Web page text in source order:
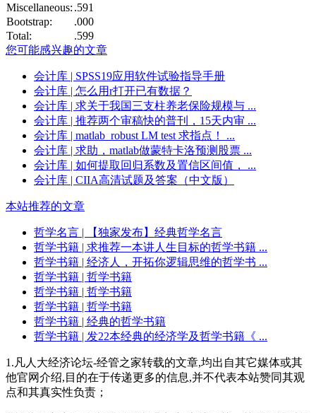
Miscellaneous: .591
Bootstrap:
.000
Total:
.599
您可能感兴趣的文章
会计库 | SPSS19应用软件试验指导手册
会计库 | 怎么用r打开已有数据？
会计库 | 求关于我国三支柱养老保险规模与 ...
会计库 | 推荐两个审稿快的普刊，15天内审 ...
会计库 | matlab_robust LM test 求指点！ ...
会计库 | 求助，matlab做蒙特卡洛预测股票 ...
会计库 | 如何提取回归系数及置信区间值， ...
会计库 | CIIA高清试题及答案（中文版）
本站推荐的文章
哲学名言 | 【独家发布】经典哲学名言
哲学书籍 | 求推荐一本讲人生目标的哲学书籍 ...
哲学书籍 | 经济人，开拓你逻辑思维的哲学书 ...
哲学书籍 | 哲学书籍
哲学书籍 | 哲学书籍
哲学书籍 | 哲学书籍
哲学书籍 | 经典的哲学书籍
哲学书籍 | 发22本经典的经济学及哲学书籍《 ...
1.凡人大经济论坛-经管之家转载的文章,均出自其它媒体或其
他官网介绍,目的在于传递更多的信息,并不代表本站赞同其观
点和其真实性负责；